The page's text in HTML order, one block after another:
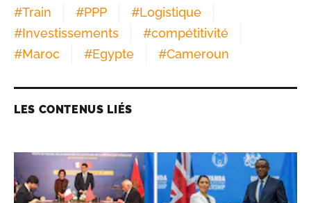
#Train #PPP #Logistique
#Investissements #compétitivité
#Maroc #Egypte #Cameroun
LES CONTENUS LIÉS